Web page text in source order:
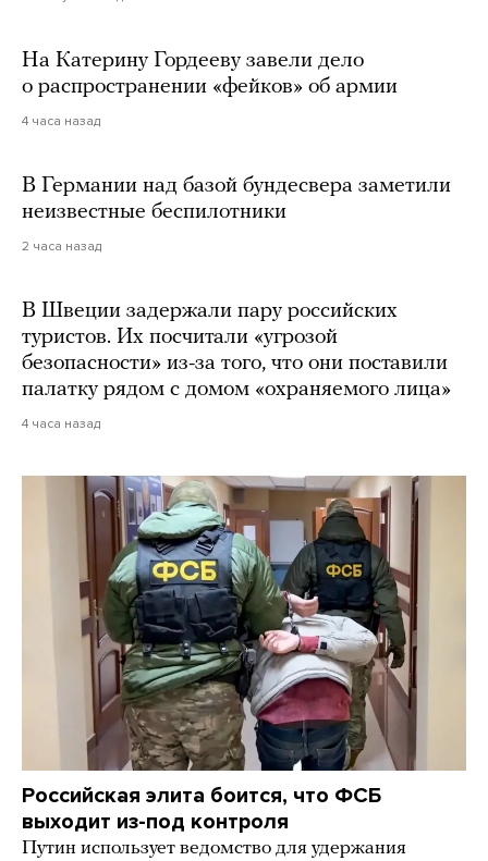
На Катерину Гордееву завели дело
о распространении «фейков» об армии
4 часа назад
В Германии над базой бундесвера заметили
неизвестные беспилотники
2 часа назад
В Швеции задержали пару российских
туристов. Их посчитали «угрозой
безопасности» из-за того, что они поставили
палатку рядом с домом «охраняемого лица»
4 часа назад
Российская элита боится, что ФСБ
выходит из-под контроля
Путин использует ведомство для удержания